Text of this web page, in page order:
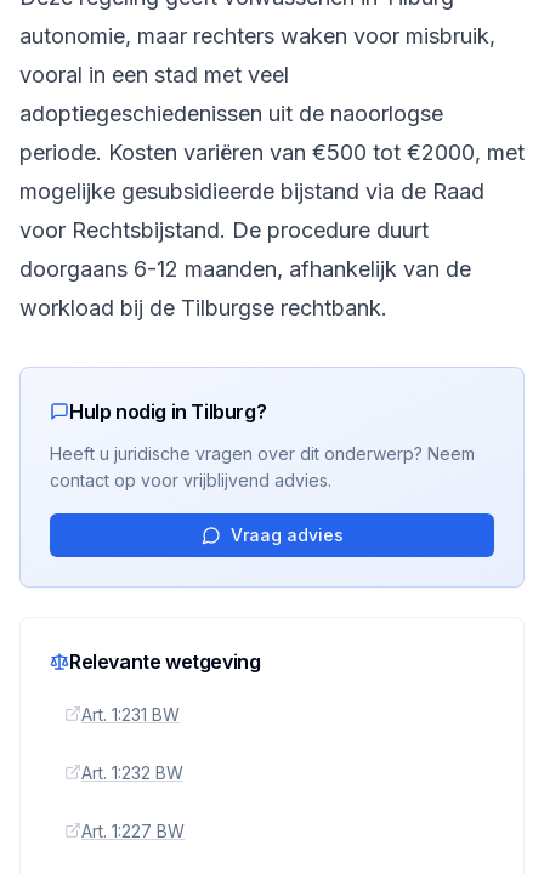
autonomie, maar rechters waken voor misbruik,
vooral in een stad met veel
adoptiegeschiedenissen uit de naoorlogse
periode. Kosten variëren van €500 tot €2000, met
mogelijke gesubsidieerde bijstand via de Raad
voor Rechtsbijstand. De procedure duurt
doorgaans 6-12 maanden, afhankelijk van de
workload bij de Tilburgse rechtbank.
Hulp nodig in Tilburg?
Heeft u juridische vragen over dit onderwerp? Neem
contact op voor vrijblijvend advies.
Vraag advies
Relevante wetgeving
Art. 1:231 BW
Art. 1:232 BW
Art. 1:227 BW